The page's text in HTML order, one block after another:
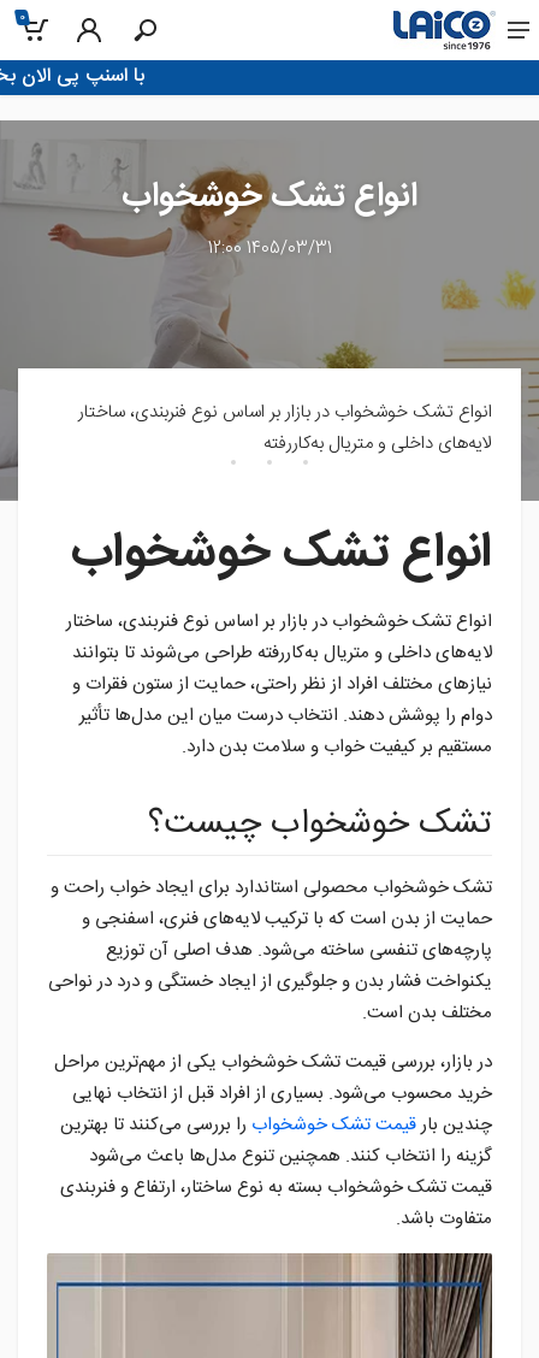
0
!با اسنپ پی الان بخر، تو 4 قسط پرداخت کن
انواع تشک خوشخواب
1405/03/31 12:00
انواع تشک خوشخواب در بازار بر اساس نوع فنربندی، ساختار
لایه‌های داخلی و متریال به‌کاررفته
انواع تشک خوشخواب
انواع تشک خوشخواب در بازار بر اساس نوع فنربندی، ساختار
لایه‌های داخلی و متریال به‌کاررفته طراحی می‌شوند تا بتوانند
نیازهای مختلف افراد از نظر راحتی، حمایت از ستون فقرات و
دوام را پوشش دهند. انتخاب درست میان این مدل‌ها تأثیر
مستقیم بر کیفیت خواب و سلامت بدن دارد.
تشک خوشخواب چیست؟
تشک خوشخواب محصولی استاندارد برای ایجاد خواب راحت و
حمایت از بدن است که با ترکیب لایه‌های فنری، اسفنجی و
پارچه‌های تنفسی ساخته می‌شود. هدف اصلی آن توزیع
یکنواخت فشار بدن و جلوگیری از ایجاد خستگی و درد در نواحی
مختلف بدن است.
در بازار، بررسی قیمت تشک خوشخواب یکی از مهم‌ترین مراحل
خرید محسوب می‌شود. بسیاری از افراد قبل از انتخاب نهایی
چندین بارقیمت تشک خوشخواب را بررسی می‌کنند تا بهترین
گزینه را انتخاب کنند. همچنین تنوع مدل‌ها باعث می‌شود
قیمت تشک خوشخواب بسته به نوع ساختار، ارتفاع و فنربندی
متفاوت باشد.